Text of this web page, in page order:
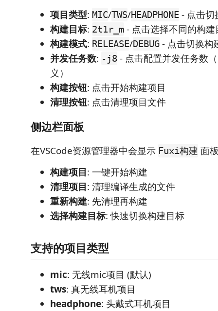
项目类型: MIC/TWS/HEADPHONE - 点击切
构建目标: 2t1r_m - 点击选择不同的构建
构建模式: RELEASE/DEBUG - 点击切换构
并发任务数: -j8 - 点击配置并发任务数
义）
构建按钮: 点击开始构建项目
清理按钮: 点击清理项目文件
侧边栏面板
在VSCode资源管理器中会显示 Fuxi构建 面
构建项目: 一键开始构建
清理项目: 清理编译生成的文件
重新构建: 先清理再构建
选择构建目标: 快速切换构建目标
支持的项目类型
mic: 无线mic项目 (默认)
tws: 真无线耳机项目
headphone: 头戴式耳机项目